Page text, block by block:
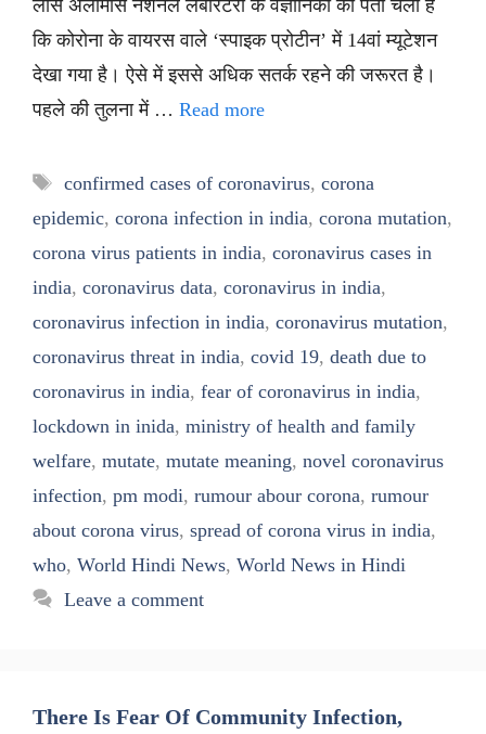
लॉस अलामॉस नेशनल लैबोरेटरी के वैज्ञानिकों को पता चला है
कि कोरोना के वायरस वाले ‘स्पाइक प्रोटीन’ में 14वां म्यूटेशन
देखा गया है। ऐसे में इससे अधिक सतर्क रहने की जरूरत है।
पहले की तुलना में … Read more
Tags
confirmed cases of coronavirus, corona
epidemic, corona infection in india, corona mutation,
corona virus patients in india, coronavirus cases in
india, coronavirus data, coronavirus in india,
coronavirus infection in india, coronavirus mutation,
coronavirus threat in india, covid 19, death due to
coronavirus in india, fear of coronavirus in india,
lockdown in inida, ministry of health and family
welfare, mutate, mutate meaning, novel coronavirus
infection, pm modi, rumour abour corona, rumour
about corona virus, spread of corona virus in india,
who, World Hindi News, World News in Hindi
Leave a comment
There Is Fear Of Community Infection,